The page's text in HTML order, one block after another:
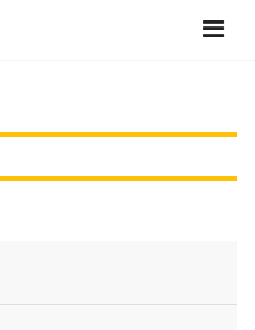
Toggle